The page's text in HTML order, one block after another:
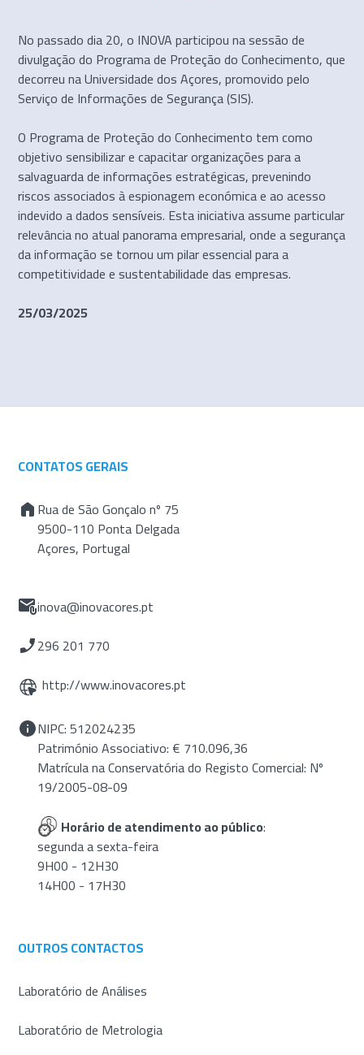
No passado dia 20, o INOVA participou na sessão de
divulgação do Programa de Proteção do Conhecimento, que
decorreu na Universidade dos Açores, promovido pelo
Serviço de Informações de Segurança (SIS).
O Programa de Proteção do Conhecimento tem como
objetivo sensibilizar e capacitar organizações para a
salvaguarda de informações estratégicas, prevenindo
riscos associados à espionagem económica e ao acesso
indevido a dados sensíveis. Esta iniciativa assume particular
relevância no atual panorama empresarial, onde a segurança
da informação se tornou um pilar essencial para a
competitividade e sustentabilidade das empresas.
25/03/2025
CONTATOS GERAIS
Rua de São Gonçalo nº 75
9500-110 Ponta Delgada
Açores, Portugal
inova@inovacores.pt
296 201 770
http://www.inovacores.pt
NIPC: 512024235
Património Associativo: € 710.096,36
Matrícula na Conservatória do Registo Comercial: Nº
19/2005-08-09
Horário de atendimento ao público:
segunda a sexta-feira
9H00 - 12H30
14H00 - 17H30
OUTROS CONTACTOS
Laboratório de Análises
Laboratório de Metrologia